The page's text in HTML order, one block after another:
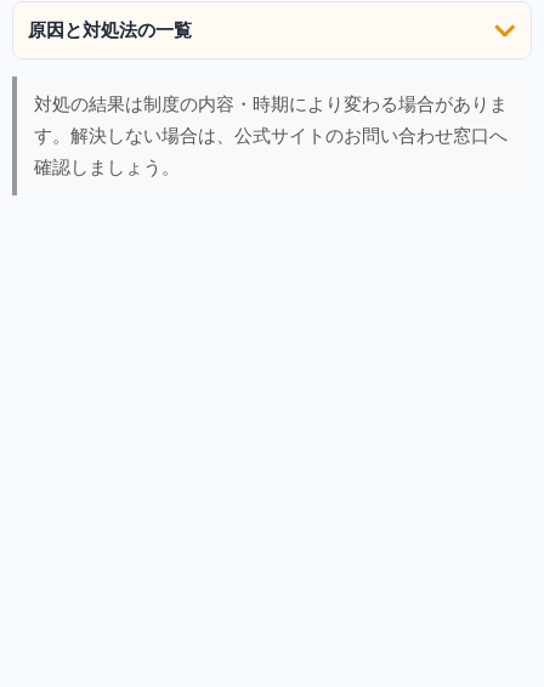
原因と対処法の一覧
対処の結果は制度の内容・時期により変わる場合がありま
す。解決しない場合は、公式サイトのお問い合わせ窓口へ
確認しましょう。